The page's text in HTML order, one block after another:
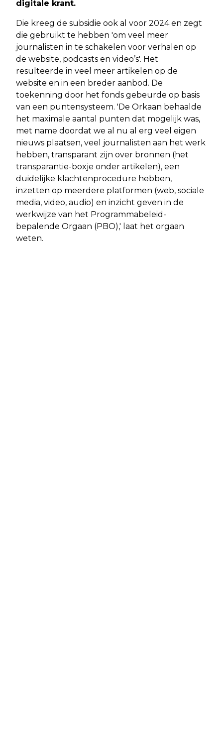
digitale krant.
Die kreeg de subsidie ook al voor 2024 en zegt
die gebruikt te hebben 'om veel meer
journalisten in te schakelen voor verhalen op
de website, podcasts en video’s'. Het
resulteerde in veel meer artikelen op de
website en in een breder aanbod. De
toekenning door het fonds gebeurde op basis
van een puntensysteem. 'De Orkaan behaalde
het maximale aantal punten dat mogelijk was,
met name doordat we al nu al erg veel eigen
nieuws plaatsen, veel journalisten aan het werk
hebben, transparant zijn over bronnen (het
transparantie-boxje onder artikelen), een
duidelijke klachtenprocedure hebben,
inzetten op meerdere platformen (web, sociale
media, video, audio) en inzicht geven in de
werkwijze van het Programmabeleid-
bepalende Orgaan (PBO),' laat het orgaan
weten.